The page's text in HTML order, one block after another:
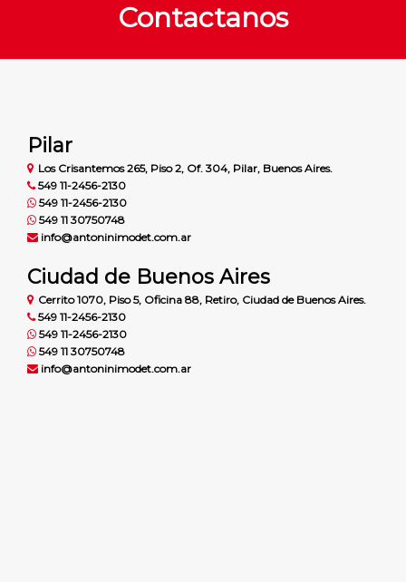
Contactanos
Pilar
Los Crisantemos 265, Piso 2, Of. 304, Pilar, Buenos Aires.
549 11-2456-2130
549 11-2456-2130
549 11 30750748
info@antoninimodet.com.ar
Ciudad de Buenos Aires
Cerrito 1070, Piso 5, Oficina 88, Retiro, Ciudad de Buenos Aires.
549 11-2456-2130
549 11-2456-2130
549 11 30750748
info@antoninimodet.com.ar